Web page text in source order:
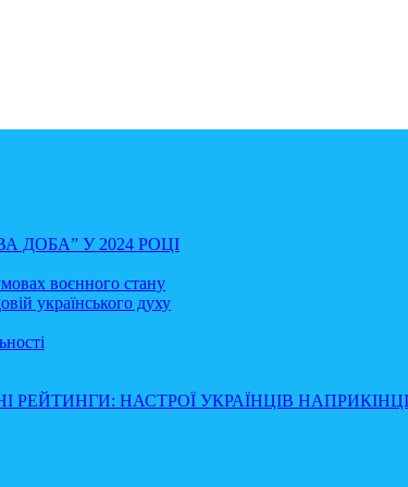
ДОБА” У 2024 РОЦІ
воєнного стану
українського духу
НАСТРОЇ УКРАЇНЦІВ НАПРИКІНЦІ